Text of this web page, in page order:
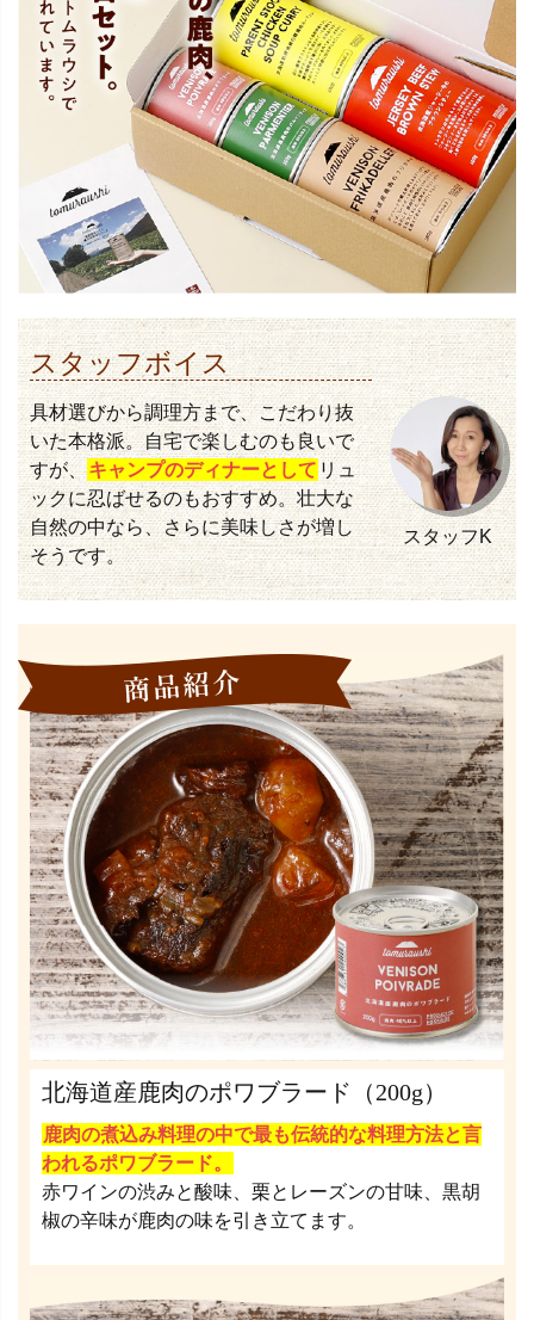
スタッフボイス
具材選びから調理方まで、こだわり抜
いた本格派。自宅で楽しむのも良いで
すが、キャンプのディナーとして リュ
ックに忍ばせるのもおすすめ。壮大な
自然の中なら、さらに美味しさが増し
そうです。
スタッフK
北海道産鹿肉のポワブラード（200g）
鹿肉の煮込み料理の中で最も伝統的な料理方法と言
われるポワブラード。
赤ワインの渋みと酸味、栗とレーズンの甘味、黒胡
椒の辛味が鹿肉の味を引き立てます。